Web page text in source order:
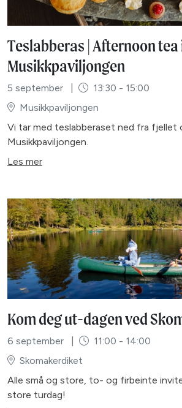
Teslabberas | Afternoon tea
Musikkpaviljongen
5 september
13:30 - 15:00
Musikkpaviljongen
Vi tar med teslabberaset ned fra fjellet
Musikkpaviljongen.
Les mer
Kom deg ut-dagen ved
6 september
11:00 - 14:00
Skomakerdiket
Alle små og store, to- og firbeinte
store turdag!